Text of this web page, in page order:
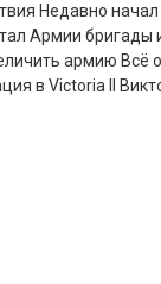
Недавно
Армии бригады
армию Всё
в Victoria II